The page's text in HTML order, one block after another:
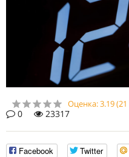
Оценка:3.19(21
0
23317
Facebook Twitter